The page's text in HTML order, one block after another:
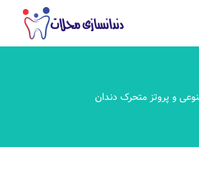
و پروتز متحرک دندان